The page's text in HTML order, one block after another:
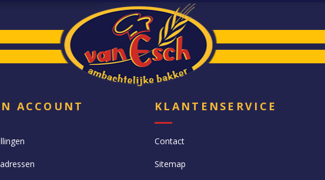
ACCOUNT KLANTENSERVICE
Contact
Sitemap